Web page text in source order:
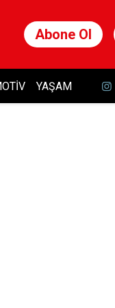
Abone Ol
YAŞAM